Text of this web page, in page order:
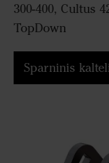
300-400, Cultus
TopDown
Sparninis